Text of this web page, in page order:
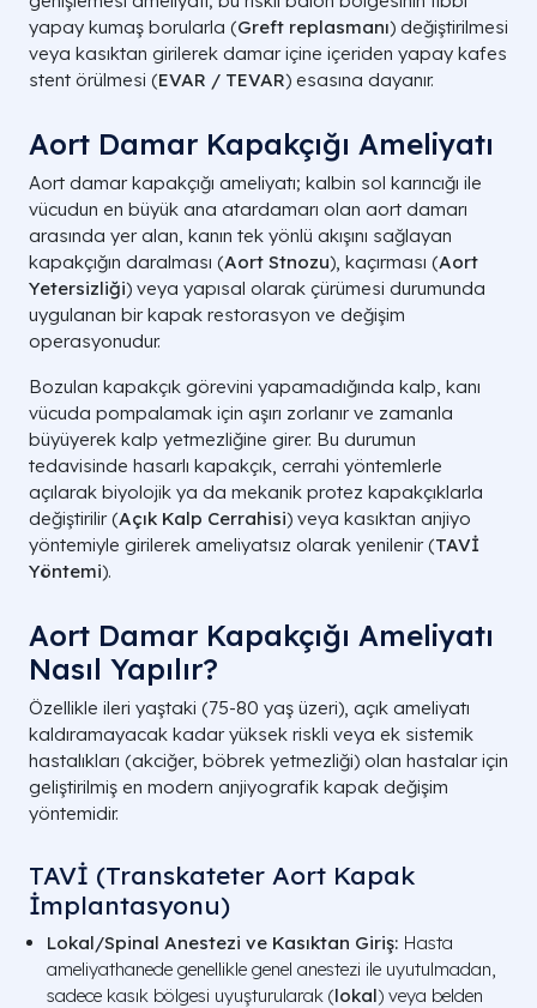
yapay kumaş borularla (Greft replasmanı) değiştirilmesi
veya kasıktan girilerek damar içine içeriden yapay kafes
stent örülmesi (EVAR / TEVAR) esasına dayanır.
Aort Damar Kapakçığı Ameliyatı​
Aort damar kapakçığı ameliyatı; kalbin sol karıncığı ile
vücudun en büyük ana atardamarı olan aort damarı
arasında yer alan, kanın tek yönlü akışını sağlayan
kapakçığın daralması (Aort Stnozu), kaçırması (Aort
Yetersizliği) veya yapısal olarak çürümesi durumunda
uygulanan bir kapak restorasyon ve değişim
operasyonudur.
Bozulan kapakçık görevini yapamadığında kalp, kanı
vücuda pompalamak için aşırı zorlanır ve zamanla
büyüyerek kalp yetmezliğine girer. Bu durumun
tedavisinde hasarlı kapakçık, cerrahi yöntemlerle
açılarak biyolojik ya da mekanik protez kapakçıklarla
değiştirilir (Açık Kalp Cerrahisi) veya kasıktan anjiyo
yöntemiyle girilerek ameliyatsız olarak yenilenir (TAVİ
Yöntemi).
Aort Damar Kapakçığı Ameliyatı
Nasıl Yapılır?
Özellikle ileri yaştaki (75-80 yaş üzeri), açık ameliyatı
kaldıramayacak kadar yüksek riskli veya ek sistemik
hastalıkları (akciğer, böbrek yetmezliği) olan hastalar için
geliştirilmiş en modern anjiyografik kapak değişim
yöntemidir.
TAVİ (Transkateter Aort Kapak
İmplantasyonu)
Lokal/Spinal Anestezi ve Kasıktan Giriş: Hasta
ameliyathanede genellikle genel anestezi ile uyutulmadan,
sadece kasık bölgesi uyuşturularak (lokal) veya belden